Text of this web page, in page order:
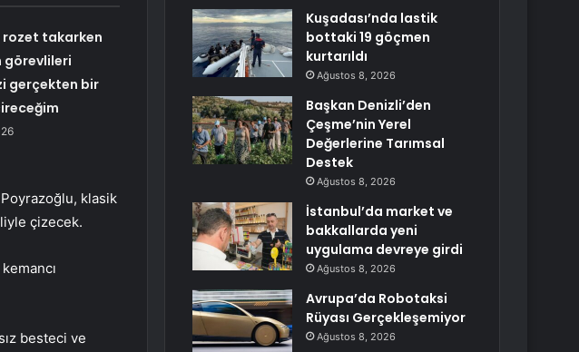
rozet takarken
görevlileri
gerçekten bir
klasik
çizecek.
besteci ve
Kuşadası’nda lastik
bottaki 19 göçmen
kurtarıldı
Ağustos 8, 2026
Başkan Denizli’den
Çeşme’nin Yerel
Değerlerine Tarımsal
Destek
Ağustos 8, 2026
İstanbul’da market ve
bakkallarda yeni
uygulama devreye girdi
Ağustos 8, 2026
Avrupa’da Robotaksi
Rüyası Gerçekleşemiyor
Ağustos 8, 2026